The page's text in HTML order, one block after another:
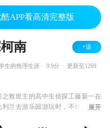
APP看高清完整版
南 +追
生的推理生涯 9.9分
更新至1269
之救世主的高中生侦探工藤新一在
利兰去游乐园游玩时，不经意中发
展开